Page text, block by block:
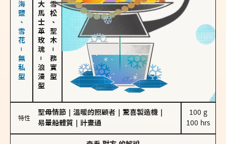
海鹽、雪花－無私型 大馬士革玫瑰
－
浪漫型
雪松、聖木
－
務實型
特性
聖母情節 溫暖的照顧者 驚喜製造機
易暈船體質
計畫通
100 g
100 hrs